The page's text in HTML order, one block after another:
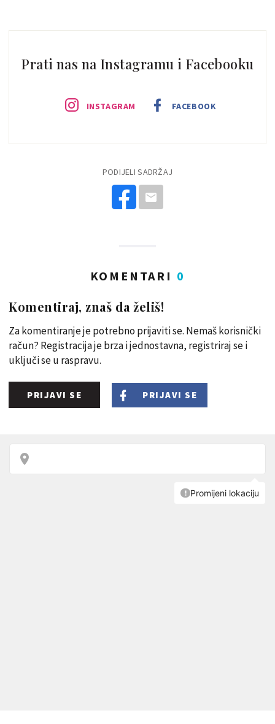
Prati nas na Instagramu i Facebooku
INSTAGRAM FACEBOOK
PODIJELI SADRŽAJ
KOMENTARI 0
Komentiraj, znaš da želiš!
Za komentiranje je potrebno prijaviti se. Nemaš korisnički
račun? Registracija je brza i jednostavna, registriraj se i
uključi se u raspravu.
PRIJAVI SE PRIJAVI SE